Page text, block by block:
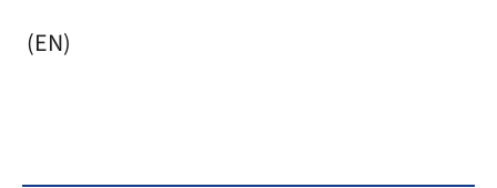
(EN)